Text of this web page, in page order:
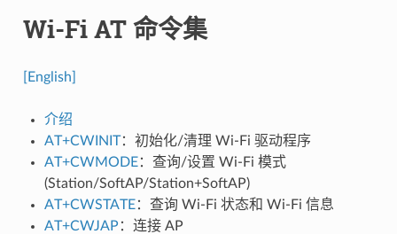
Wi-Fi AT 命令集
[English]
介绍
AT+CWINIT：初始化/清理 Wi-Fi 驱动程序
AT+CWMODE：查询/设置 Wi-Fi 模式
(Station/SoftAP/Station+SoftAP)
AT+CWSTATE：查询 Wi-Fi 状态和 Wi-Fi 信息
AT+CWJAP ：连接 AP